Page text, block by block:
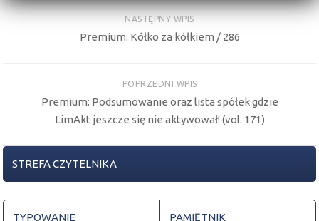
NASTĘPNY WPIS
Premium: Kółko za kółkiem / 286
POPRZEDNI WPIS
Premium: Podsumowanie oraz lista spółek gdzie
LimAkt jeszcze się nie aktywował! (vol. 171)
STREFA CZYTELNIKA
TYPOWANIE PAMIĘTNIK